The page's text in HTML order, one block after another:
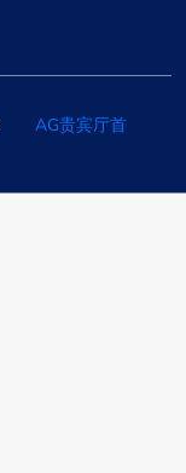
AG贵宾厅首